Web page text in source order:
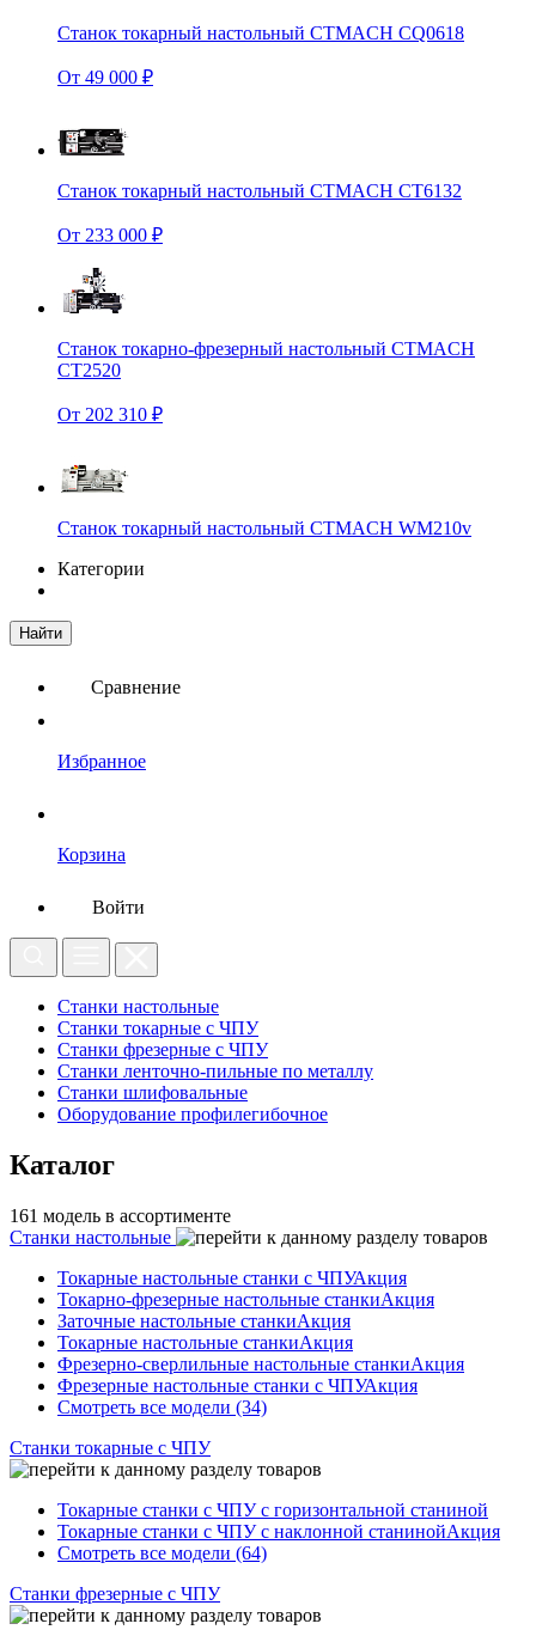
Станок токарный настольный CTMACH CQ0618
От 49 000 ₽
Станок токарный настольный CTMACH CT6132
От 233 000 ₽
Станок токарно-фрезерный настольный CTMACH
CT2520
От 202 310 ₽
Станок токарный настольный CTMACH WM210v
Категории
Найти
Сравнение
Избранное
Корзина
Войти
Станки настольные
Станки токарные с ЧПУ
Станки фрезерные с ЧПУ
Станки ленточно-пильные по металлу
Станки шлифовальные
Оборудование профилегибочное
Каталог
161 модель в ассортименте
Станки настольные
Токарные настольные станки с ЧПУАкция
Токарно-фрезерные настольные станкиАкция
Заточные настольные станкиАкция
Токарные настольные станкиАкция
Фрезерно-сверлильные настольные станкиАкция
Фрезерные настольные станки с ЧПУАкция
Смотреть все модели (34)
Станки токарные с ЧПУ
Токарные станки с ЧПУ с горизонтальной станиной
Токарные станки с ЧПУ с наклонной станинойАкция
Смотреть все модели (64)
Станки фрезерные с ЧПУ